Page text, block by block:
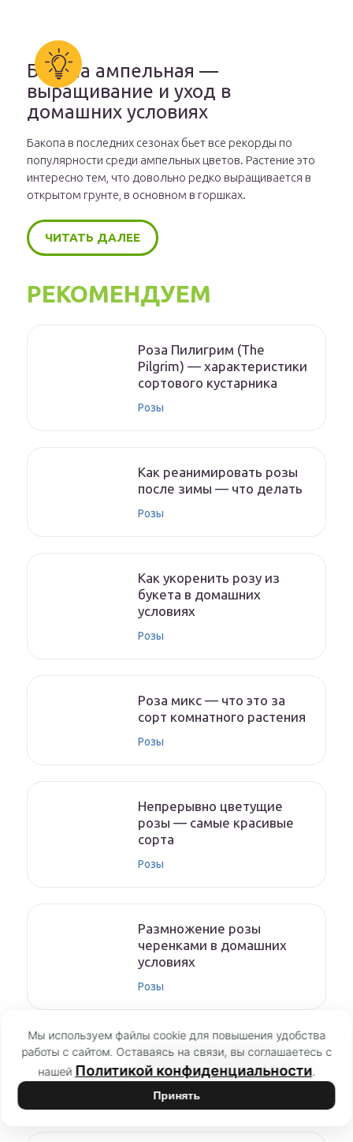
Бакопа ампельная —
выращивание и уход в
домашних условиях
Бакопа в последних сезонах бьет все рекорды по
популярности среди ампельных цветов. Растение это
интересно тем, что довольно редко выращивается в
открытом грунте, в основном в горшках.
ЧИТАТЬ ДАЛЕЕ
РЕКОМЕНДУЕМ
Роза Пилигрим (The
Pilgrim) — характеристики
сортового кустарника
Розы
Как реанимировать розы
после зимы — что делать
Розы
Как укоренить розу из
букета в домашних
условиях
Розы
Роза микс — что это за
сорт комнатного растения
Розы
Непрерывно цветущие
розы — самые красивые
сорта
Розы
Размножение розы
черенками в домашних
условиях
Розы
На каком расстоянии
сажать розы друг от друга
Розы
Мы используем файлы cookie для повышения удобства
работы с сайтом. Оставаясь на связи, вы соглашаетесь с
нашей Политикой конфиденциальности.
Принять